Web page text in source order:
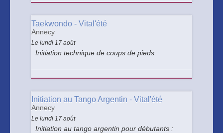
Taekwondo - Vital'été
Annecy
Le lundi 17 août
Initiation technique de coups de pieds.
Initiation au Tango Argentin - Vital'été
Annecy
Le lundi 17 août
Initiation au tango argentin pour débutants :